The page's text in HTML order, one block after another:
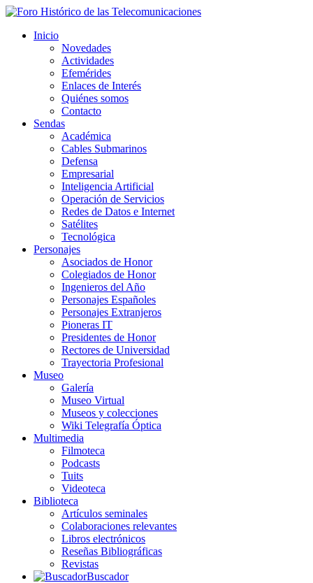
Inicio
Novedades
Actividades
Efemérides
Enlaces de Interés
Quiénes somos
Contacto
Sendas
Académica
Cables Submarinos
Defensa
Empresarial
Inteligencia Artificial
Operación de Servicios
Redes de Datos e Internet
Satélites
Tecnológica
Personajes
Asociados de Honor
Colegiados de Honor
Ingenieros del Año
Personajes Españoles
Personajes Extranjeros
Pioneras IT
Presidentes de Honor
Rectores de Universidad
Trayectoria Profesional
Museo
Galería
Museo Virtual
Museos y colecciones
Wiki Telegrafía Óptica
Multimedia
Filmoteca
Podcasts
Tuits
Videoteca
Biblioteca
Artículos seminales
Colaboraciones relevantes
Libros electrónicos
Reseñas Bibliográficas
Revistas
Buscador